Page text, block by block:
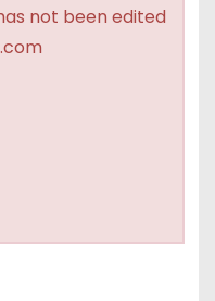
not been edited